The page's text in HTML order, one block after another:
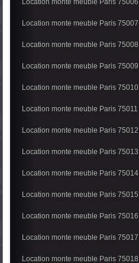
Location monte meuble Paris 75006
Location monte meuble Paris 75007
Location monte meuble Paris 75008
Location monte meuble Paris 75009
Location monte meuble Paris 75010
Location monte meuble Paris 75011
Location monte meuble Paris 75012
Location monte meuble Paris 75013
Location monte meuble Paris 75014
Location monte meuble Paris 75015
Location monte meuble Paris 75016
Location monte meuble Paris 75017
Location monte meuble Paris 75018